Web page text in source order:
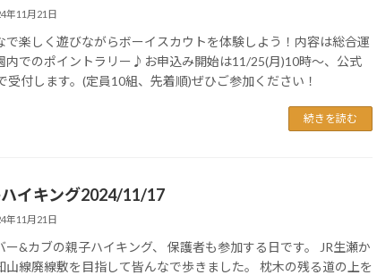
年11月21日
で楽しく遊びながらボーイスカウトを体験しよう！内容は総合運
内でのポイントラリー♪お申込み開始は11/25(月)10時〜、公式
受付します。(定員10組、先着順)ぜひご参加ください！
続きを読む
イキング2024/11/17
年11月21日
ー&カブの親子ハイキング、 保護者も参加する日です。 JR生瀬か
山線廃線敷を目指して皆んなで歩きました。 枕木の残る道の上を